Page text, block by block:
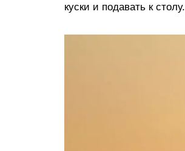
куски и подавать к столу.